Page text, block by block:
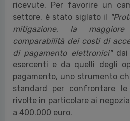
ricevute. Per favorire un
settore, è stato siglato il
mitigazione, la
comparabilità dei costi di
di pagamento elettronici"
esercenti e da quelli degli
pagamento, uno strumento
standard per confrontare le
rivolte in particolare ai
a 400.000 euro.